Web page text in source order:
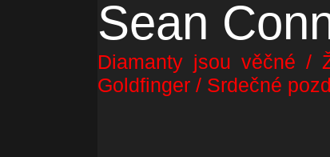
Sean
Diamanty jsou věčné /
Goldfinger / Srdečné